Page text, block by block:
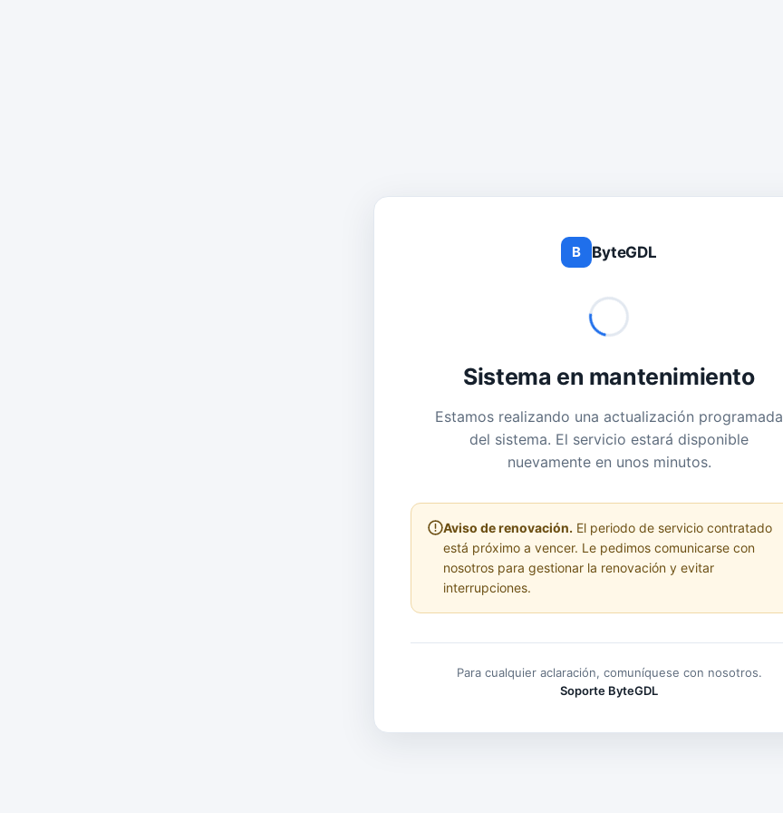
B ByteGDL
Sistema en mantenimiento
Estamos realizando una actualización programada
del sistema. El servicio estará disponible
nuevamente en unos minutos.
Aviso de renovación. El periodo de servicio contratado
está próximo a vencer. Le pedimos comunicarse con
nosotros para gestionar la renovación y evitar
interrupciones.
Para cualquier aclaración, comuníquese con nosotros.
Soporte ByteGDL